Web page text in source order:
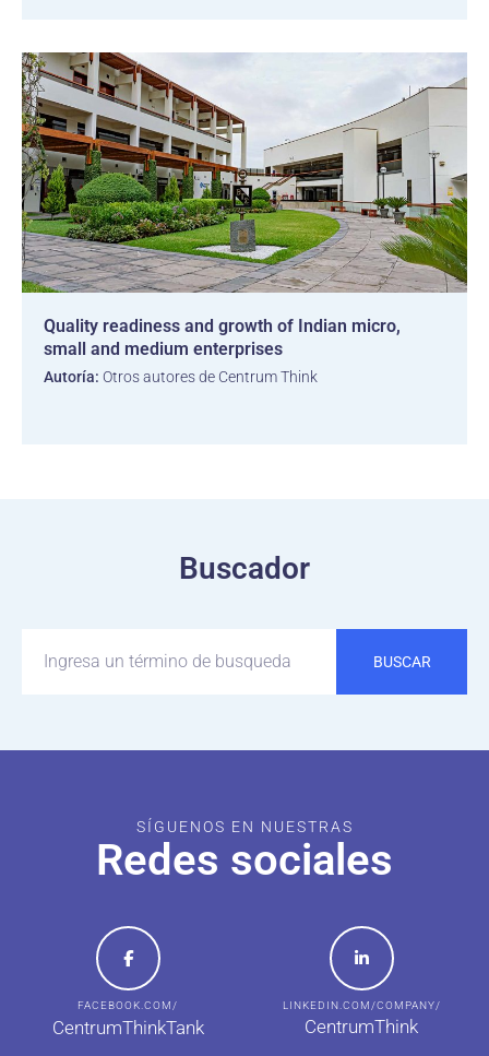
Quality readiness and growth of Indian micro,
small and medium enterprises
Autoría: Otros autores de Centrum Think
Buscador
BUSCAR
SÍGUENOS EN NUESTRAS
Redes sociales
FACEBOOK.COM/
CentrumThinkTank
LINKEDIN.COM/COMPANY/
CentrumThink